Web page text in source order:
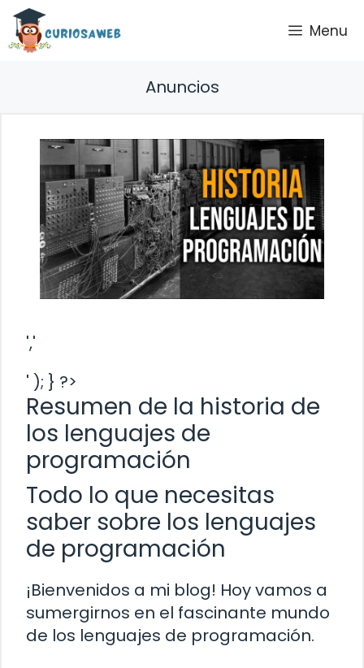
Saltar
contenido
Menu
Anuncios
','
' ); } ?>
Resumen de la historia de
los lenguajes de
programación
Todo lo que necesitas
saber sobre los lenguajes
de programación
¡Bienvenidos a mi blog! Hoy vamos a
sumergirnos en el fascinante mundo
de los lenguajes de programación.